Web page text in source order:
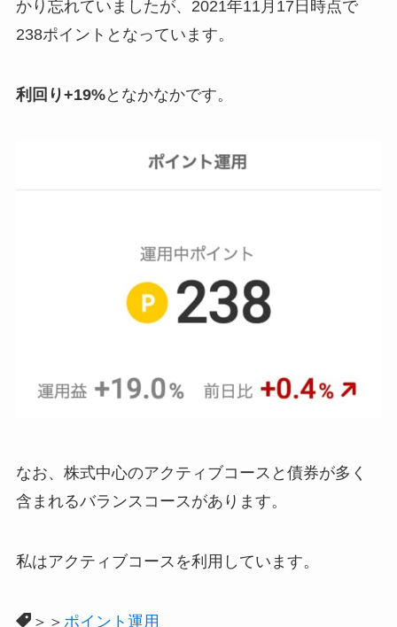
かり忘れていましたが、2021年11月17日時点で
238ポイントとなっています。
利回り+19%となかなかです。
なお、株式中心のアクティブコースと債券が多く
含まれるバランスコースがあります。
私はアクティブコースを利用しています。
＞＞ ポイント運用